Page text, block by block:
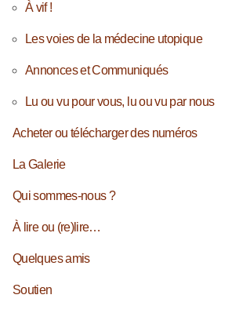
À vif !
Les voies de la médecine utopique
Annonces et Communiqués
Lu ou vu pour vous, lu ou vu par nous
Acheter ou télécharger des numéros
La Galerie
Qui sommes-nous ?
À lire ou (re)lire…
Quelques amis
Soutien